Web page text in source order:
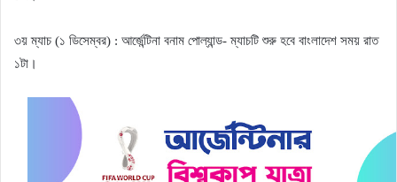
৩য় ম্যাচ (১ ডিসেম্বর) : আর্জেন্টিনা বনাম পোল্যান্ড- ম্যাচটি শুরু হবে বাংলাদেশ সময় রাত
১টা।